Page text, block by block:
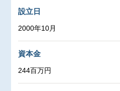
事業者は様々な決済手段を金融
特にサブスクリプションビジネ
ます。
”毎月の請求業務を80%削減す
実績700社以上！
設立日
2000年10月
資本金
244百万円